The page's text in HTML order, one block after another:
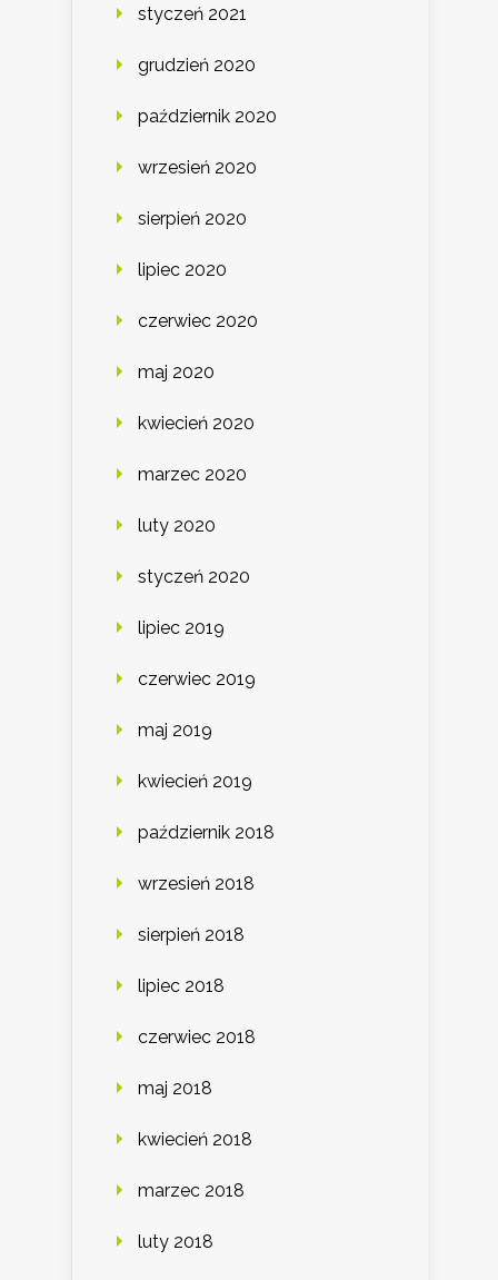
styczeń 2021
grudzień 2020
październik 2020
wrzesień 2020
sierpień 2020
lipiec 2020
czerwiec 2020
maj 2020
kwiecień 2020
marzec 2020
luty 2020
styczeń 2020
lipiec 2019
czerwiec 2019
maj 2019
kwiecień 2019
październik 2018
wrzesień 2018
sierpień 2018
lipiec 2018
czerwiec 2018
maj 2018
kwiecień 2018
marzec 2018
luty 2018